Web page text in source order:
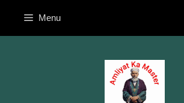
content
Menu